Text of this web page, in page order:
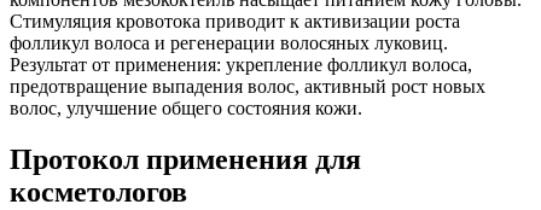
Стимуляция кровотока приводит к активизации роста
фолликул волоса и регенерации волосяных луковиц.
Результат от применения: укрепление фолликул волоса,
предотвращение выпадения волос, активный рост новых
волос, улучшение общего состояния кожи.
Протокол применения для
косметологов